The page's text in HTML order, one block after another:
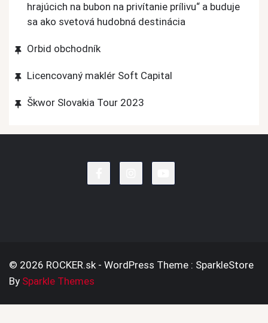
hrajúcich na bubon na privítanie prílivu“ a buduje
sa ako svetová hudobná destinácia
Orbid obchodník
Licencovaný maklér Soft Capital
Škwor Slovakia Tour 2023
© 2026 ROCKER.sk - WordPress Theme : SparkleStore
By Sparkle Themes